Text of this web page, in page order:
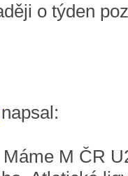
o týden
napsal:
M ČR